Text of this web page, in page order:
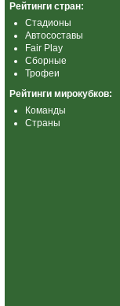
Рейтинги стран:
Стадионы
Автосоставы
Fair Play
Сборные
Трофеи
Рейтинги мирокубков:
Команды
Страны